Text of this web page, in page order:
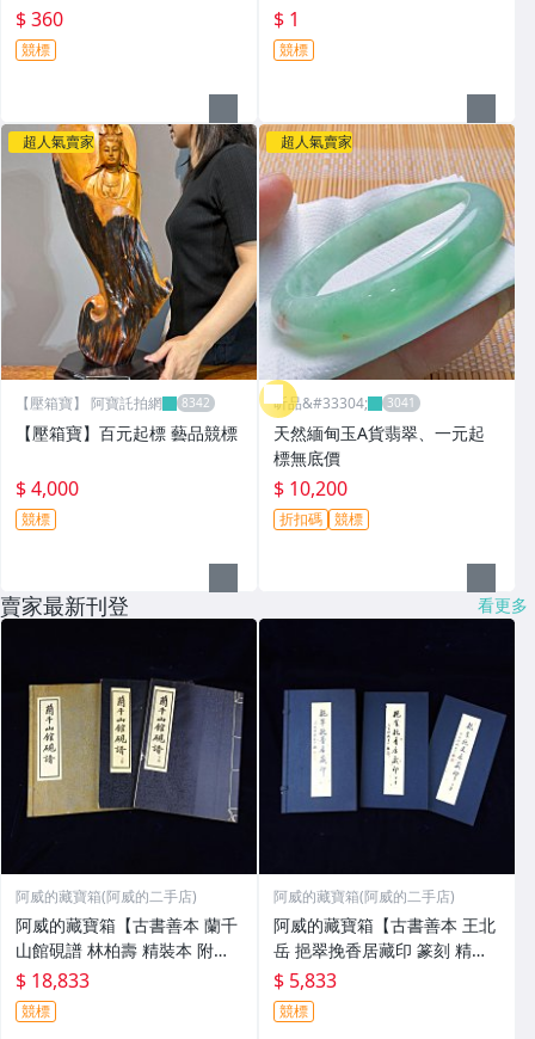
$ 360
競標
$ 1
競標
超人氣賣家
【壓箱寶】 阿寶託拍網
【壓箱寶】百元起標 藝品競標
$ 4,000
競標
超人氣賣家
昕品&#33304;
天然緬甸玉A貨翡翠、一元起
標無底價
$ 10,200
折扣碼 競標
賣家最新刊登 看更多
阿威的藏寶箱(阿威的二手店)
阿威的藏寶箱【古書善本 蘭千
山館硯譜 林柏壽 精裝本 附原
裝錦 盒及上下兩卷 五十六年初
版上册(免運費) 硯台】品相優
值得收藏
$ 18,833
競標
阿威的藏寶箱(阿威的二手店)
阿威的藏寶箱【古書善本 王北
岳 挹翠挽香居藏印 篆刻 精裝
本 附原裝錦盒及上下兩卷 八十
四年初版 書籍】品相優 值得收
藏
$ 5,833
競標